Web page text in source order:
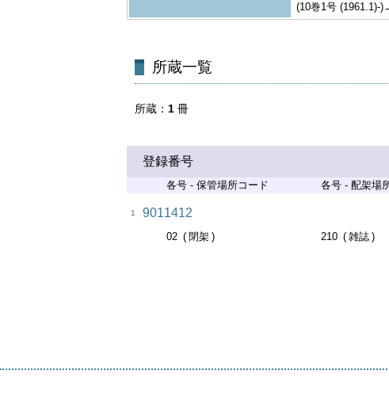
(10巻1号 (1961.1)-
所蔵一覧
所蔵 1 冊
登録番号
各号 - 保管場所コード 各号 - 配架場
1 9011412
02 閉架 210 雑誌